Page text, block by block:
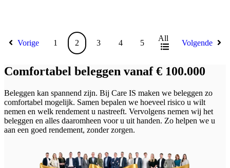
Vorige 1 2 3 4 5
All
Volgende
Comfortabel beleggen vanaf € 100.000
Beleggen kan spannend zijn. Bij Care IS maken we beleggen zo
comfortabel mogelijk. Samen bepalen we hoeveel risico u wilt
nemen en welk rendement u nastreeft. Vervolgens nemen wij het
beleggen en alles daaromheen voor u uit handen. Zo helpen we u
aan een goed rendement, zonder zorgen.